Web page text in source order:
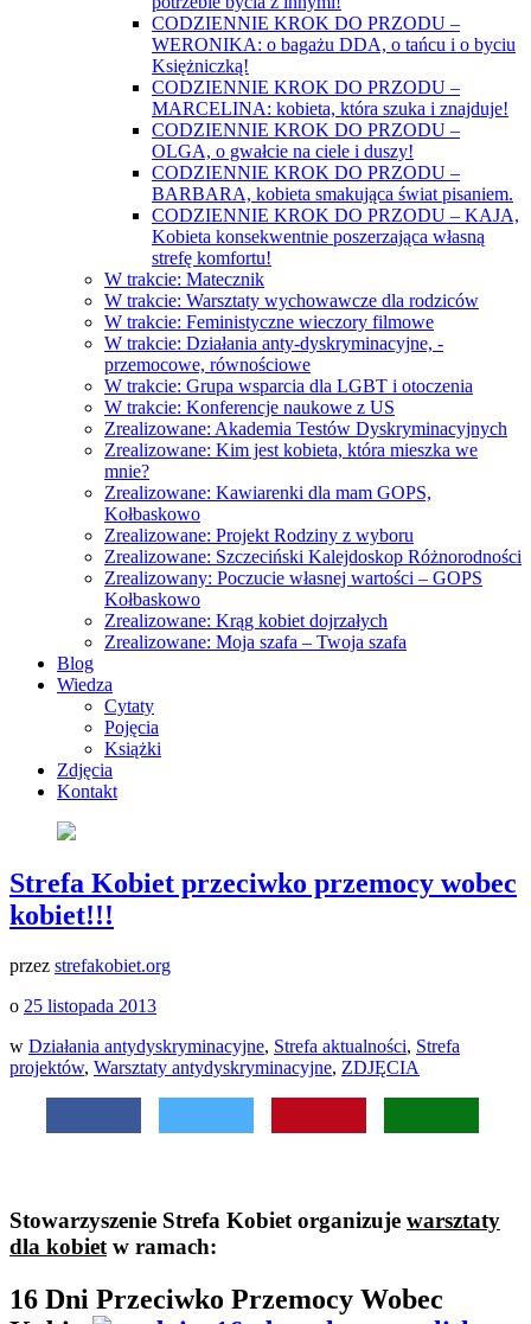
CODZIENNIE KROK DO PRZODU –
WERONIKA: o bagażu DDA, o tańcu i o byciu
Księżniczką!
CODZIENNIE KROK DO PRZODU –
MARCELINA: kobieta, która szuka i znajduje!
CODZIENNIE KROK DO PRZODU –
OLGA, o gwałcie na ciele i duszy!
CODZIENNIE KROK DO PRZODU –
BARBARA, kobieta smakująca świat pisaniem.
CODZIENNIE KROK DO PRZODU – KAJA,
Kobieta konsekwentnie poszerzająca własną
strefę komfortu!
W trakcie: Matecznik
W trakcie: Warsztaty wychowawcze dla rodziców
W trakcie: Feministyczne wieczory filmowe
W trakcie: Działania anty-dyskryminacyjne, -
przemocowe, równościowe
W trakcie: Grupa wsparcia dla LGBT i otoczenia
W trakcie: Konferencje naukowe z US
Zrealizowane: Akademia Testów Dyskryminacyjnych
Zrealizowane: Kim jest kobieta, która mieszka we
mnie?
Zrealizowane: Kawiarenki dla mam GOPS,
Kołbaskowo
Zrealizowane: Projekt Rodziny z wyboru
Zrealizowane: Szczeciński Kalejdoskop Różnorodności
Zrealizowany: Poczucie własnej wartości – GOPS
Kołbaskowo
Zrealizowane: Krąg kobiet dojrzałych
Zrealizowane: Moja szafa – Twoja szafa
Blog
Wiedza
Cytaty
Pojęcia
Książki
Zdjęcia
Kontakt
Strefa Kobiet przeciwko przemocy wobec
kobiet!!!
przez strefakobiet.org
o 25 listopada 2013
w Działania antydyskryminacyjne, Strefa aktualności, Strefa
projektów, Warsztaty antydyskryminacyjne, ZDJĘCIA
Stowarzyszenie Strefa Kobiet organizuje warsztaty
dla kobiet w ramach:
16 Dni Przeciwko Przemocy Wobec